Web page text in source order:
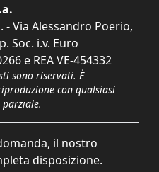
- Via Alessandro Poerio,
Soc. i.v. Euro
e REA VE-454332
sono riservati. È
con qualsiasi
il nostro
disposizione.